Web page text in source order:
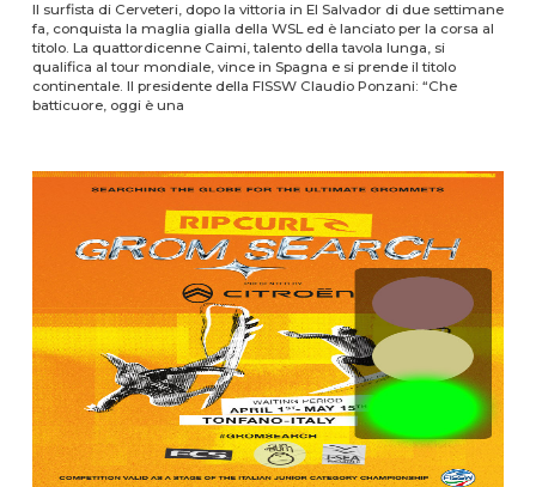
Il surfista di Cerveteri, dopo la vittoria in El Salvador di due settimane
fa, conquista la maglia gialla della WSL ed è lanciato per la corsa al
titolo. La quattordicenne Caimi, talento della tavola lunga, si
qualifica al tour mondiale, vince in Spagna e si prende il titolo
continentale. Il presidente della FISSW Claudio Ponzani: “Che
batticuore, oggi è una